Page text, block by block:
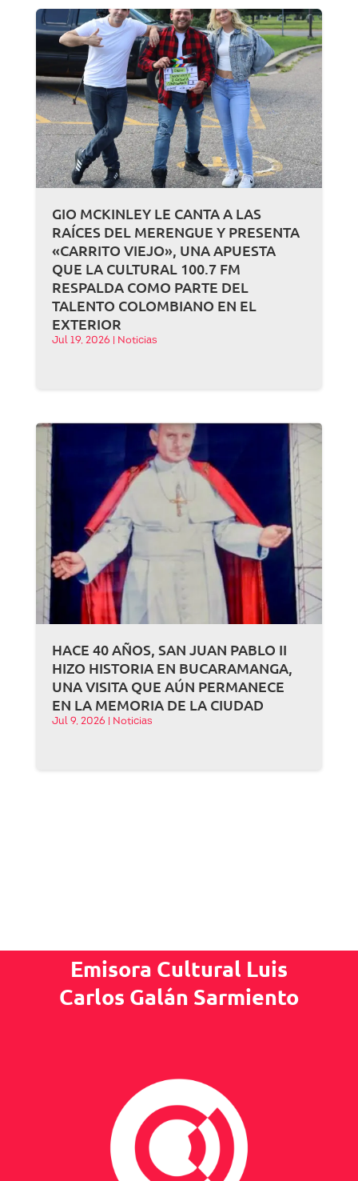
GIO MCKINLEY LE CANTA A LAS
RAÍCES DEL MERENGUE Y PRESENTA
«CARRITO VIEJO», UNA APUESTA
QUE LA CULTURAL 100.7 FM
RESPALDA COMO PARTE DEL
TALENTO COLOMBIANO EN EL
EXTERIOR
Jul 19, 2026 Noticias
HACE 40 AÑOS, SAN JUAN PABLO II
HIZO HISTORIA EN BUCARAMANGA,
UNA VISITA QUE AÚN PERMANECE
EN LA MEMORIA DE LA CIUDAD
Jul 9, 2026 Noticias
Emisora Cultural Luis
Carlos Galán Sarmiento